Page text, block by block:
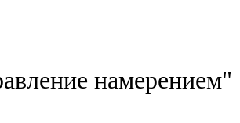
намерением"